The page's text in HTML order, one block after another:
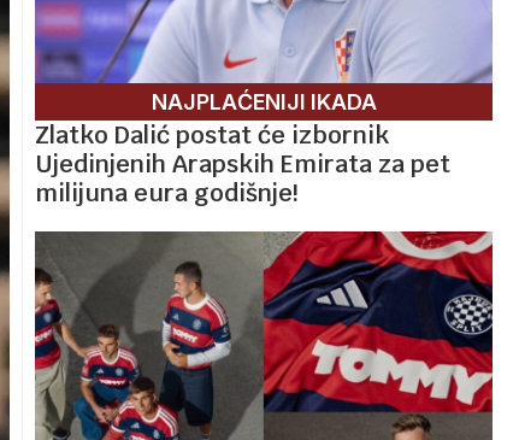
NAJPLAĆENIJI IKADA
Zlatko Dalić postat će izbornik
Ujedinjenih Arapskih Emirata za pet
milijuna eura godišnje!